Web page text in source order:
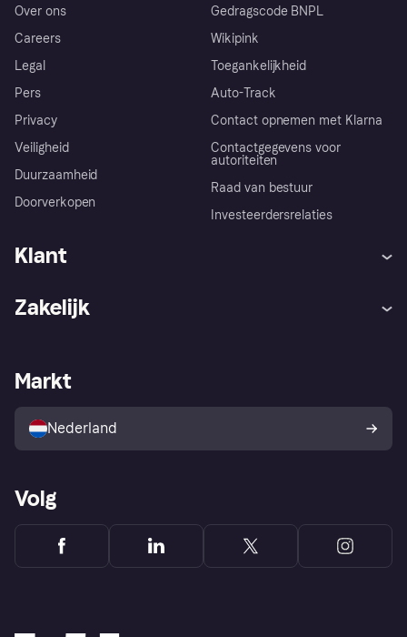
Over ons
Careers
Legal
Pers
Privacy
Veiligheid
Duurzaamheid
Doorverkopen
Gedragscode BNPL
Wikipink
Toegankelijkheid
Auto-Track
Contact opnemen met Klarna
Contactgegevens voor
autoriteiten
Raad van bestuur
Investeerdersrelaties
Klant
Winkeloverzicht
Kopersbescherming voor
consumenten
Zakelijk
Zakelijke login
Markt
Nederland
Volg